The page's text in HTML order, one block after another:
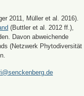
2011, Müller et al. 2016).
(Buttler et al. 2012 ff.),
Davon abweichende
(Netzwerk Phytodiversität